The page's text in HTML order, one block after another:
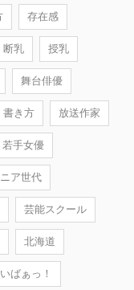
存在感
断乳 授乳
舞台俳優
書き方 放送作家
若手女優
ア世代
芸能スクール
北海道
ばぁっ！